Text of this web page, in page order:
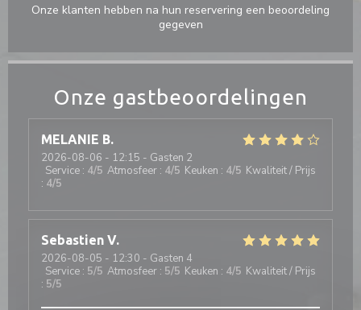
Onze gastbeoordelingen
MELANIE B
2026-08-06 - 12:15 - Gasten 2
Service : 4/5 Atmosfeer : 4/5 Keuken : 4/5 Kwaliteit / Prijs
: 4/5
Sebastien V
2026-08-05 - 12:30 - Gasten 4
Service : 5/5 Atmosfeer : 5/5 Keuken : 4/5 Kwaliteit / Prijs
: 5/5
Onze klanten hebben na hun reservering een beoordeling
gegeven